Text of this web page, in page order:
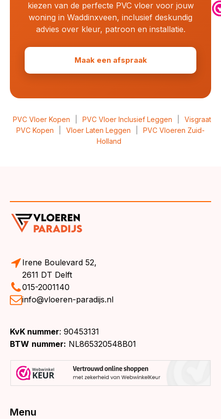
kiezen van de perfecte PVC vloer voor jouw
woning in Waddinxveen, inclusief deskundig
advies over kleur, patroon en installatie.
Maak een afspraak
PVC Vloer Kopen PVC Vloer Inclusief Leggen
Visgraat
PVC Kopen
Vloer Laten Leggen
PVC Vloeren Zuid-
Holland
Irene Boulevard 52,
2611 DT Delft
015-2001140
info@vloeren-paradijs.nl
KvK nummer: 90453131
BTW nummer: NL865320548B01
Menu